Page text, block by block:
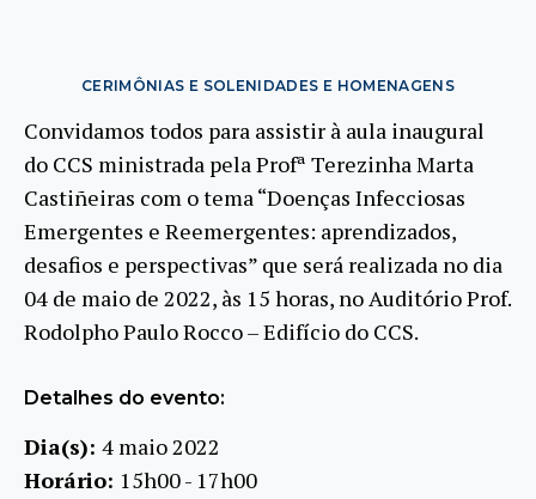
CERIMÔNIAS E SOLENIDADES E HOMENAGENS
Convidamos todos para assistir à aula inaugural
do CCS ministrada pela Profª Terezinha Marta
Castiñeiras com o tema “Doenças Infecciosas
Emergentes e Reemergentes: aprendizados,
desafios e perspectivas” que será realizada no dia
04 de maio de 2022, às 15 horas, no Auditório Prof.
Rodolpho Paulo Rocco – Edifício do CCS.
Detalhes do evento:
Dia(s): 4 maio 2022
Horário: 15h00 - 17h00